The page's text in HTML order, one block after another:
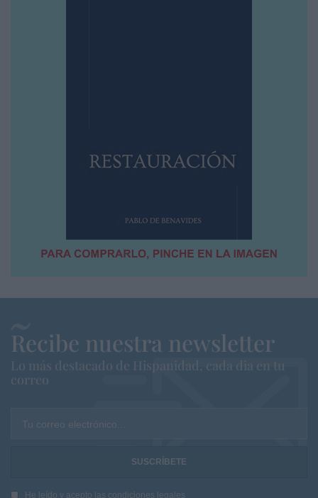
Recibe nuestra newsletter
Lo más destacado de Hispanidad, cada dia en tu
correo
Tu correo electrónico...
He leído y acepto las condiciones legales